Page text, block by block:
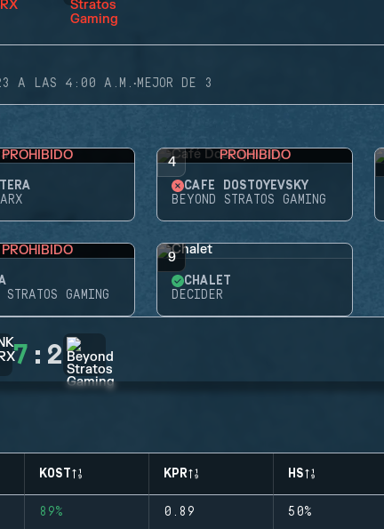
A LAS 4:00 A.M. ·MEJOR DE 3
PROHIBIDO 4 PROHIBIDO
CAFÉ DOSTOYEVSKY
BEYOND STRATOS GAMING
PROHIBIDO
STRATOS GAMING
9
CHALET
DECIDER
7 : 2
KOST KPR HS
89% 0.89 50%